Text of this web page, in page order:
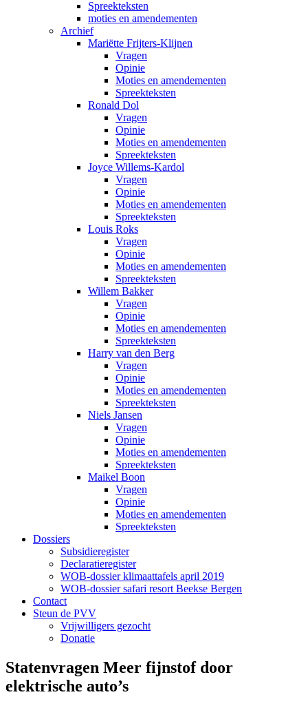
Spreekteksten
moties en amendementen
Archief
Mariëtte Frijters-Klijnen
Vragen
Opinie
Moties en amendementen
Spreekteksten
Ronald Dol
Vragen
Opinie
Moties en amendementen
Spreekteksten
Joyce Willems-Kardol
Vragen
Opinie
Moties en amendementen
Spreekteksten
Louis Roks
Vragen
Opinie
Moties en amendementen
Spreekteksten
Willem Bakker
Vragen
Opinie
Moties en amendementen
Spreekteksten
Harry van den Berg
Vragen
Opinie
Moties en amendementen
Spreekteksten
Niels Jansen
Vragen
Opinie
Moties en amendementen
Spreekteksten
Maikel Boon
Vragen
Opinie
Moties en amendementen
Spreekteksten
Dossiers
Subsidieregister
Declaratieregister
WOB-dossier klimaattafels april 2019
WOB-dossier safari resort Beekse Bergen
Contact
Steun de PVV
Vrijwilligers gezocht
Donatie
Statenvragen Meer fijnstof door
elektrische auto’s